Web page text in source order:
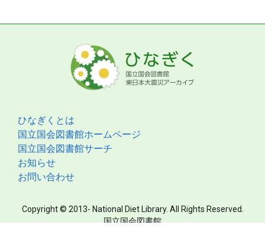
ひなぎくとは
国立国会図書館ホームページ
国立国会図書館サーチ
お知らせ
お問い合わせ
Copyright © 2013- National Diet Library. All Rights Reserved.